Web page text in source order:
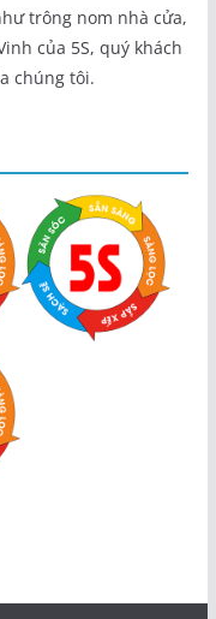
trông nom nhà cửa,
của 5S, quý khách
chúng tôi.